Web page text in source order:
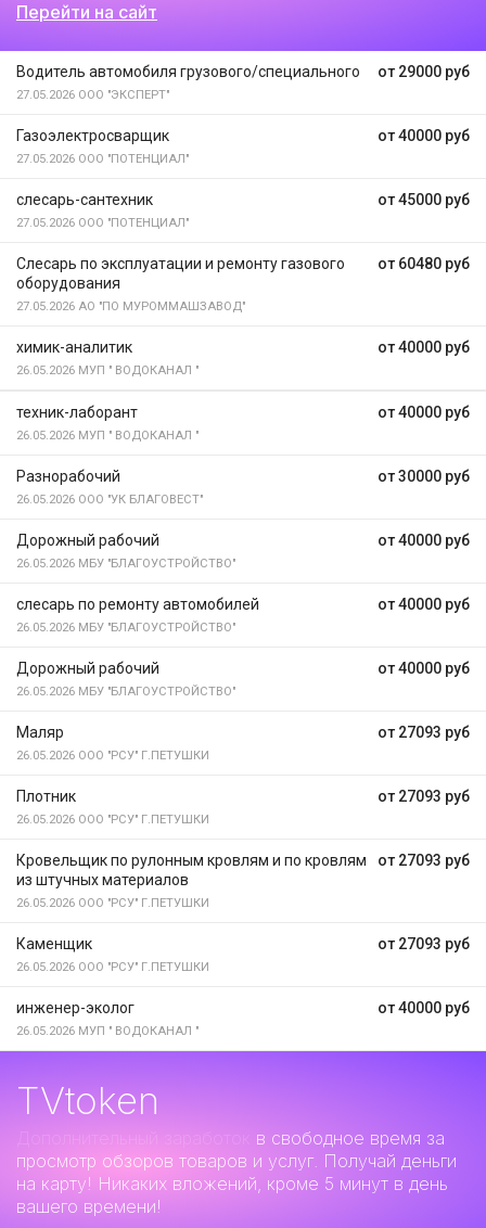
Перейти на сайт
от 29000 руб
Водитель автомобиля грузового/специального
27.05.2026 ООО "ЭКСПЕРТ"
от 40000 руб
Газоэлектросварщик
27.05.2026 ООО "ПОТЕНЦИАЛ"
от 45000 руб
слесарь-сантехник
27.05.2026 ООО "ПОТЕНЦИАЛ"
от 60480 руб
Слесарь по эксплуатации и ремонту газового
оборудования
27.05.2026 АО "ПО МУРОММАШЗАВОД"
от 40000 руб
химик-аналитик
26.05.2026 МУП " ВОДОКАНАЛ "
от 40000 руб
техник-лаборант
26.05.2026 МУП " ВОДОКАНАЛ "
от 30000 руб
Разнорабочий
26.05.2026 ООО "УК БЛАГОВЕСТ"
от 40000 руб
Дорожный рабочий
26.05.2026 МБУ "БЛАГОУСТРОЙСТВО"
от 40000 руб
слесарь по ремонту автомобилей
26.05.2026 МБУ "БЛАГОУСТРОЙСТВО"
от 40000 руб
Дорожный рабочий
26.05.2026 МБУ "БЛАГОУСТРОЙСТВО"
от 27093 руб
Маляр
26.05.2026 ООО "РСУ" Г.ПЕТУШКИ
от 27093 руб
Плотник
26.05.2026 ООО "РСУ" Г.ПЕТУШКИ
от 27093 руб
Кровельщик по рулонным кровлям и по кровлям
из штучных материалов
26.05.2026 ООО "РСУ" Г.ПЕТУШКИ
от 27093 руб
Каменщик
26.05.2026 ООО "РСУ" Г.ПЕТУШКИ
от 40000 руб
инженер-эколог
26.05.2026 МУП " ВОДОКАНАЛ "
TVtoken
Дополнительный заработок
в свободное время за
просмотр обзоров товаров и услуг. Получай деньги
на карту! Никаких вложений, кроме 5 минут в день
вашего времени!